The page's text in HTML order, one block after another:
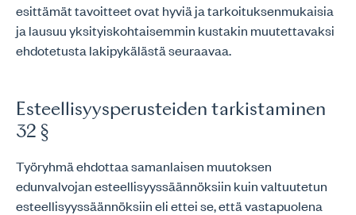
esittämät tavoitteet ovat hyviä ja tarkoituksenmukaisia
ja lausuu yksityiskohtaisemmin kustakin muutettavaksi
ehdotetusta lakipykälästä seuraavaa.
Esteellisyysperusteiden tarkistaminen
32 §
Työryhmä ehdottaa samanlaisen muutoksen
edunvalvojan esteellisyyssäännöksiin kuin valtuutetun
esteellisyyssäännöksiin eli ettei se, että vastapuolena